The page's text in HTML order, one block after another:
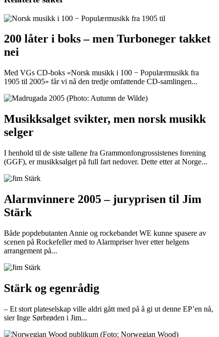
200 låter i boks – men Turboneger takket
nei
Med VGs CD-boks «Norsk musikk i 100 − Populærmusikk fra
1905 til 2005» får vi nå den tredje omfattende CD-samlingen...
Musikksalget svikter, men norsk musikk
selger
I henhold til de siste tallene fra Grammonfongrossistenes forening
(GGF), er musikksalget på full fart nedover. Dette etter at Norge...
Alarmvinnere 2005 – juryprisen til Jim
Stärk
Både popdebutanten Annie og rockebandet WE kunne spasere av
scenen på Rockefeller med to Alarmpriser hver etter helgens
arrangement på...
Stärk og egenrådig
– Et stort plateselskap ville aldri gått med på å gi ut denne EP’en nå,
sier Inge Sørbrøden i Jim...